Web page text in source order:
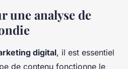
une analyse de
digital, il est essentiel
de contenu fonctionne le